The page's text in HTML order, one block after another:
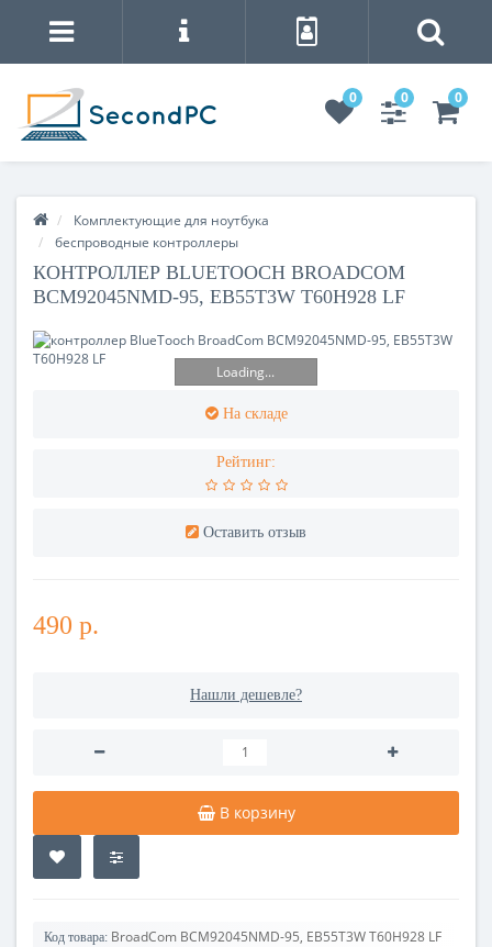
0 0 0
Комплектующие для ноутбука
беспроводные контроллеры
КОНТРОЛЛЕР BLUETOOCH BROADCOM
BCM92045NMD-95, EB55T3W T60H928 LF
Loading...
На складе
Рейтинг:
Оставить отзыв
490 р.
Нашли дешевле?
В корзину
Код товара: BroadCom BCM92045NMD-95, EB55T3W T60H928 LF